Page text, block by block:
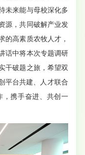
未来能与母校深化多
源，共同破解产业发
的高素质农牧人才，
话中将本次专题调研
干破题之旅，希望双
平台共建、人才联合
，携手奋进、共创一